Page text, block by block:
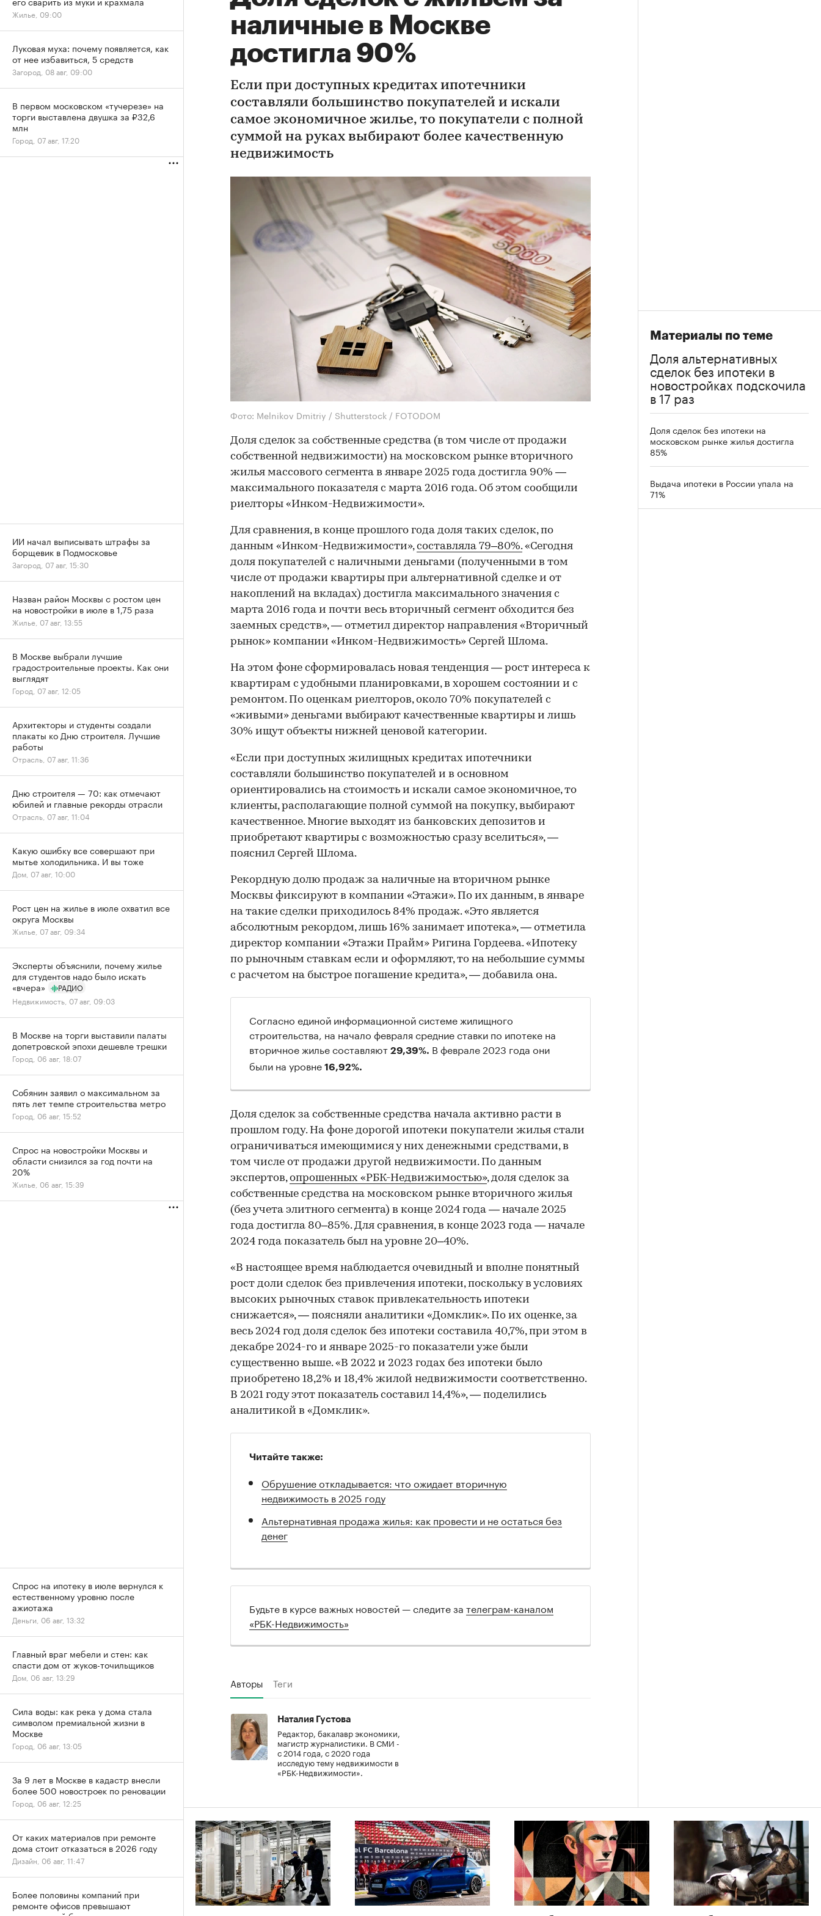
наличные в Москве
достигла 90%
Если при доступных кредитах ипотечники
составляли большинство покупателей и искали
самое экономичное жилье, то покупатели с полной
суммой на руках выбирают более качественную
недвижимость
Фото: Melnikov Dmitriy / Shutterstock / FOTODOM
Доля сделок за собственные средства (в том числе от продажи
собственной недвижимости) на московском рынке вторичного
жилья массового сегмента в январе 2025 года достигла 90% —
максимального показателя с марта 2016 года. Об этом сообщили
риелторы «Инком-Недвижимости».
Для сравнения, в конце прошлого года доля таких сделок, по
данным «Инком-Недвижимости»,составляла 79–80%.«Сегодня
доля покупателей с наличными деньгами (полученными в том
числе от продажи квартиры при альтернативной сделке и от
накоплений на вкладах) достигла максимального значения с
марта 2016 года и почти весь вторичный сегмент обходится без
заемных средств», — отметил директор направления «Вторичный
рынок» компании «Инком-Недвижимость» Сергей Шлома.
На этом фоне сформировалась новая тенденция — рост интереса к
квартирам с удобными планировками, в хорошем состоянии и с
ремонтом. По оценкам риелторов, около 70% покупателей с
«живыми» деньгами выбирают качественные квартиры и лишь
30% ищут объекты нижней ценовой категории.
«Если при доступных жилищных кредитах ипотечники
составляли большинство покупателей и в основном
ориентировались на стоимость и искали самое экономичное, то
клиенты, располагающие полной суммой на покупку, выбирают
качественное. Многие выходят из банковских депозитов и
приобретают квартиры с возможностью сразу вселиться», —
пояснил Сергей Шлома.
Рекордную долю продаж за наличные на вторичном рынке
Москвы фиксируют в компании «Этажи». По их данным, в январе
на такие сделки приходилось 84% продаж. «Это является
абсолютным рекордом, лишь 16% занимает ипотека», — отметила
директор компании «Этажи Прайм» Ригина Гордеева. «Ипотеку
по рыночным ставкам если и оформляют, то на небольшие суммы
с расчетом на быстрое погашение кредита», — добавила она.
Согласно единой информационной системе жилищного
строительства, на начало февраля средние ставки по ипотеке на
вторичное жилье составляют 29,39%. В феврале 2023 года они
были на уровне 16,92%.
Доля сделок за собственные средства начала активно расти в
прошлом году. На фоне дорогой ипотеки покупатели жилья стали
ограничиваться имеющимися у них денежными средствами, в
том числе от продажи другой недвижимости. По данным
экспертов,опрошенных «РБК-Недвижимостью», доля сделок за
собственные средства на московском рынке вторичного жилья
(без учета элитного сегмента) в конце 2024 года — начале 2025
года достигла 80–85%. Для сравнения, в конце 2023 года — начале
2024 года показатель был на уровне 20–40%.
«В настоящее время наблюдается очевидный и вполне понятный
рост доли сделок без привлечения ипотеки, поскольку в условиях
высоких рыночных ставок привлекательность ипотеки
снижается», — поясняли аналитики «Домклик». По их оценке, за
весь 2024 год доля сделок без ипотеки составила 40,7%, при этом в
декабре 2024-го и январе 2025-го показатели уже были
существенно выше. «В 2022 и 2023 годах без ипотеки было
приобретено 18,2% и 18,4% жилой недвижимости соответственно.
В 2021 году этот показатель составил 14,4%», — поделились
аналитикой в «Домклик».
Читайте также:
Обрушение откладывается: что ожидает вторичную
недвижимость в 2025 году
Альтернативная продажа жилья: как провести и не остаться без
денег
Будьте в курсе важных новостей — следите за телеграм-каналом
«РБК-Недвижимость»
Авторы Теги
Наталия Густова
Редактор, бакалавр экономики,
магистр журналистики. В СМИ -
с 2014 года, с 2020 года
исследую тему недвижимости в
«РБК-Недвижимости».
Материалы по теме
Доля альтернативных
сделок без ипотеки в
новостройках подскочила
в 17 раз
Доля сделок без ипотеки на
московском рынке жилья достигла
85%
Выдача ипотеки в России упала на
71%
Жилье, 09:00
Луковая муха: почему появляется, как
от нее избавиться, 5 средств
Загород, 08 авг, 09:00
В первом московском «тучерезе» на
торги выставлена двушка за ₽32,6
млн
Город, 07 авг, 17:20
ИИ начал выписывать штрафы за
борщевик в Подмосковье
Загород, 07 авг, 15:30
Назван район Москвы с ростом цен
на новостройки в июле в 1,75 раза
Жилье, 07 авг, 13:55
В Москве выбрали лучшие
градостроительные проекты. Как они
выглядят
Город, 07 авг, 12:05
Архитекторы и студенты создали
плакаты ко Дню строителя. Лучшие
работы
Отрасль, 07 авг, 11:36
Дню строителя — 70: как отмечают
юбилей и главные рекорды отрасли
Отрасль, 07 авг, 11:04
Какую ошибку все совершают при
мытье холодильника. И вы тоже
Дом, 07 авг, 10:00
Рост цен на жилье в июле охватил все
округа Москвы
Жилье, 07 авг, 09:34
Эксперты объяснили, почему жилье
для студентов надо было искать
«вчера»
РАДИО
Недвижимость, 07 авг, 09:03
В Москве на торги выставили палаты
допетровской эпохи дешевле трешки
Город, 06 авг, 18:07
Собянин заявил о максимальном за
пять лет темпе строительства метро
Город, 06 авг, 15:52
Спрос на новостройки Москвы и
области снизился за год почти на
20%
Жилье, 06 авг, 15:39
Спрос на ипотеку в июле вернулся к
естественному уровню после
ажиотажа
Деньги, 06 авг, 13:32
Главный враг мебели и стен: как
спасти дом от жуков-точильщиков
Дом, 06 авг, 13:29
Сила воды: как река у дома стала
символом премиальной жизни в
Москве
Город, 06 авг, 13:05
За 9 лет в Москве в кадастр внесли
более 500 новостроек по реновации
Город, 06 авг, 12:25
От каких материалов при ремонте
дома стоит отказаться в 2026 году
Дизайн, 06 авг, 11:47
Более половины компаний при
ремонте офисов превышают